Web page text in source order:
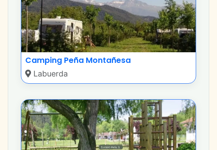
Camping Peña Montañesa
Labuerda